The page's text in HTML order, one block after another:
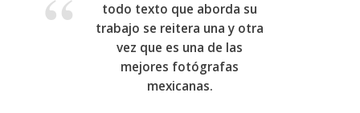
todo texto que aborda su
trabajo se reitera una y otra
vez que es una de las
mejores fotógrafas
mexicanas.